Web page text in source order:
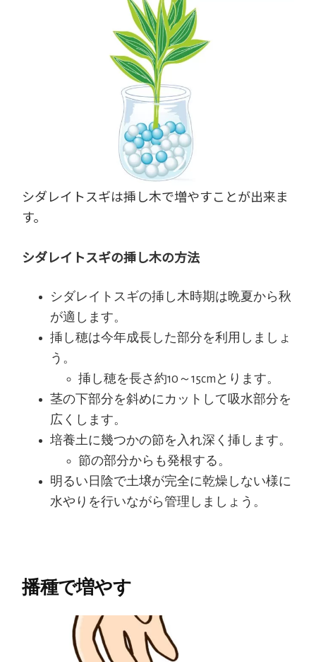
シダレイトスギは挿し木で増やすことが出来ま
す。
シダレイトスギの挿し木の方法
シダレイトスギの挿し木時期は晩夏から秋
が適します。
挿し穂は今年成長した部分を利用しましょ
う。
挿し穂を長さ約10～15cmとります。
茎の下部分を斜めにカットして吸水部分を
広くします。
培養土に幾つかの節を入れ深く挿します。
節の部分からも発根する。
明るい日陰で土壌が完全に乾燥しない様に
水やりを行いながら管理しましょう。
播種で増やす